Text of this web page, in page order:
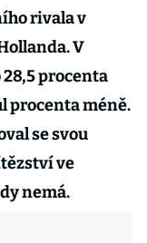
rivala v
V
procenta
procenta méně.
se svou
ve
nemá.